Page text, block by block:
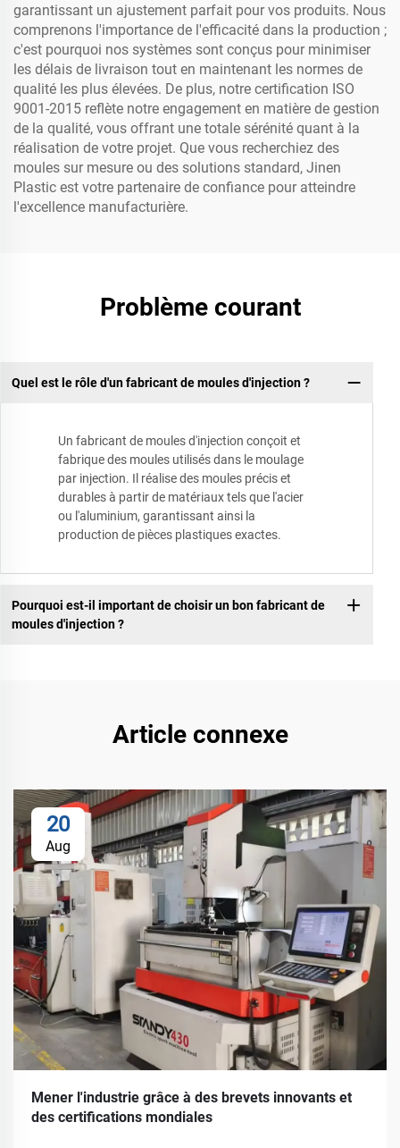
garantissant un ajustement parfait pour vos produits. Nous
comprenons l'importance de l'efficacité dans la production ;
c'est pourquoi nos systèmes sont conçus pour minimiser
les délais de livraison tout en maintenant les normes de
qualité les plus élevées. De plus, notre certification ISO
9001-2015 reflète notre engagement en matière de gestion
de la qualité, vous offrant une totale sérénité quant à la
réalisation de votre projet. Que vous recherchiez des
moules sur mesure ou des solutions standard, Jinen
Plastic est votre partenaire de confiance pour atteindre
l'excellence manufacturière.
Problème courant
Quel est le rôle d'un fabricant de moules d'injection ?
Un fabricant de moules d'injection conçoit et
fabrique des moules utilisés dans le moulage
par injection. Il réalise des moules précis et
durables à partir de matériaux tels que l'acier
ou l'aluminium, garantissant ainsi la
production de pièces plastiques exactes.
Pourquoi est-il important de choisir un bon fabricant de
moules d'injection ?
Article connexe
20
Aug
Mener l'industrie grâce à des brevets innovants et
des certifications mondiales